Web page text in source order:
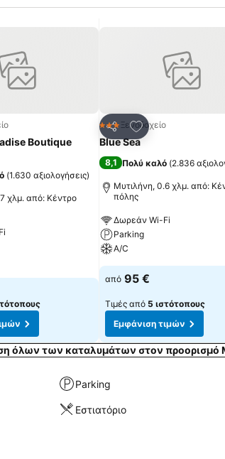
στα αγαπημένα
Boutique
(1.630 αξιολογήσεις)
χλμ. από: Κέντρο
Κοινοποίηση
Προσθήκη στα
3 ΑστέριαΞενοδοχείο
Blue Sea
8,1 Πολύ καλό (2.836
Μυτιλήνη, 0.6 χλμ. από:
πόλης
Δωρεάν Wi-Fi
Parking
A/C
από 95 €
Τιμές από 5 ιστότοπους
Εμφάνιση τιμών
όλων των καταλυμάτων στον προορισμό
Parking
Εστιατόριο